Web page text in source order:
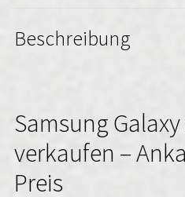
Beschreibung
Samsung Galaxy
verkaufen –
Preis